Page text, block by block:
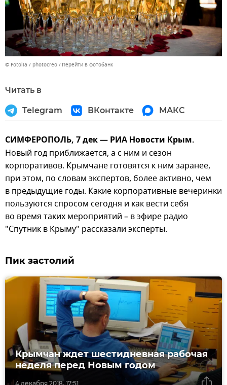
© Fotolia / photocreo Перейти в фотобанк
Читать в
Telegram ВКонтакте МАКС
СИМФЕРОПОЛЬ, 7 дек — РИА Новости Крым.
Новый год приближается, а с ним и сезон
корпоративов. Крымчане готовятся к ним заранее,
при этом, по словам экспертов, более активно, чем
в предыдущие годы. Какие корпоративные вечеринки
пользуются спросом сегодня и как вести себя
во время таких мероприятий – в эфире радио
"Спутник в Крыму" рассказали эксперты.
Пик застолий
4 декабря 2018, 17:51
Крымчан ждет шестидневная рабочая
неделя перед Новым годом